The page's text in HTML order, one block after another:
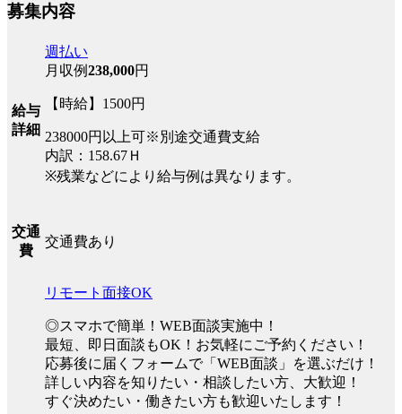
募集内容
給与
詳細
週払い
月収例238,000円
【時給】1500円
238000円以上可※別途交通費支給
内訳：158.67Ｈ
※残業などにより給与例は異なります。
交通
費
交通費あり
リモート面接OK
◎スマホで簡単！WEB面談実施中！
最短、即日面談もOK！お気軽にご予約ください！
応募後に届くフォームで「WEB面談」を選ぶだけ！
詳しい内容を知りたい・相談したい方、大歓迎！
すぐ決めたい・働きたい方も歓迎いたします！